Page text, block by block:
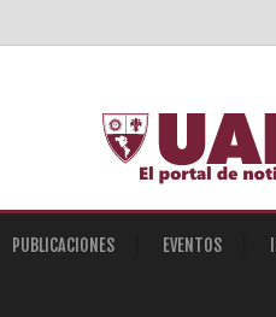
PUBLICACIONES EVENTOS